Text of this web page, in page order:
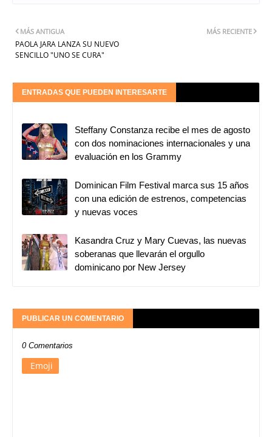
MÁS RECIENTE
MÁS ANTIGUA
PAOLA JARA LANZA SU NUEVO
SENCILLO "UNO SE CURA"
ENTRADAS QUE PUEDEN INTERESARTE
Steffany Constanza recibe el mes de agosto
con dos nominaciones internacionales y una
evaluación en los Grammy
Dominican Film Festival marca sus 15 años
con una edición de estrenos, competencias
y nuevas voces
Kasandra Cruz y Mary Cuevas, las nuevas
soberanas que llevarán el orgullo
dominicano por New Jersey
PUBLICAR UN COMENTARIO
0 Comentarios
Emoji